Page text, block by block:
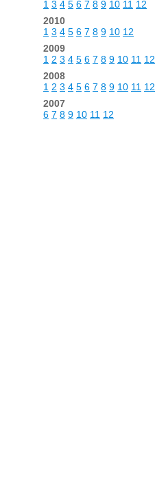
1 3 4 5 6 7 8 9 10 11 12
2010
1 3 4 5 6 7 8 9 10 12
2009
1 2 3 4 5 6 7 8 9 10 11 12
2008
1 2 3 4 5 6 7 8 9 10 11 12
2007
6 7 8 9 10 11 12